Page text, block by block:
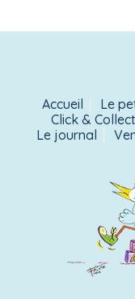
Accueil
Le
Click & Collect
Le journal